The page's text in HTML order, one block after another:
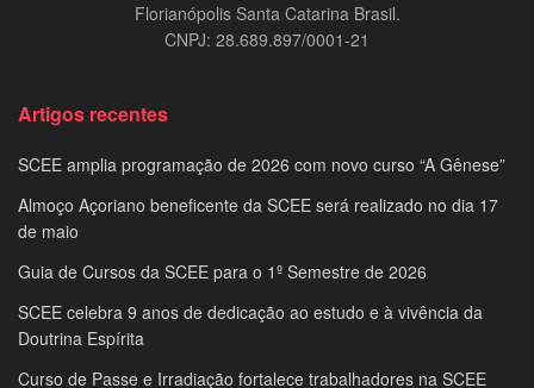
Florianópolis Santa Catarina Brasil.
CNPJ: 28.689.897/0001-21
Artigos recentes
SCEE amplia programação de 2026 com novo curso “A Gênese”
Almoço Açoriano beneficente da SCEE será realizado no dia 17
de maio
Guia de Cursos da SCEE para o 1º Semestre de 2026
SCEE celebra 9 anos de dedicação ao estudo e à vivência da
Doutrina Espírita
Curso de Passe e Irradiação fortalece trabalhadores na SCEE